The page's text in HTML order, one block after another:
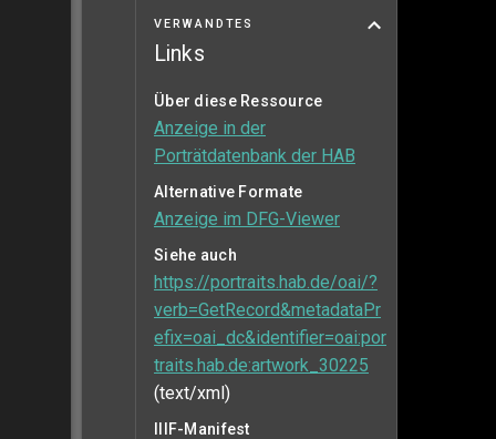
VERWANDTES
Links
Über diese Ressource
Anzeige in der
Porträtdatenbank der HAB
Alternative Formate
Anzeige im DFG-Viewer
Siehe auch
https://portraits.hab.de/oai/?
verb=GetRecord&metadataPr
efix=oai_dc&identifier=oai:por
traits.hab.de:artwork_30225
(text/xml)
IIIF-Manifest